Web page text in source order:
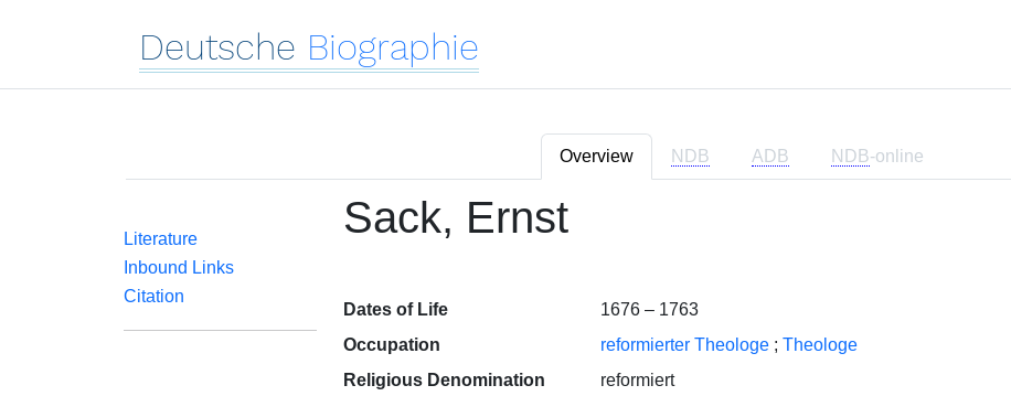
Deutsche Biographie
Overview NDB ADB NDB-online
Literature
Inbound Links
Citation
Sack, Ernst
Dates of Life
1676 – 1763
Occupation
reformierter Theologe ; Theologe
Religious Denomination
reformiert